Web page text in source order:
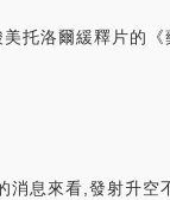
托洛爾緩釋片的《
消息來看,發射升空